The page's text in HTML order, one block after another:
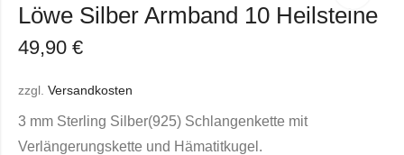
Löwe Silber Armband 10 Heilsteine
49,90 €
zzgl. Versandkosten
3 mm Sterling Silber(925) Schlangenkette mit
Verlängerungskette und Hämatitkugel.